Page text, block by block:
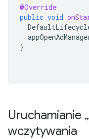
@Override
public void
}
Uruchamianie
wczytywania